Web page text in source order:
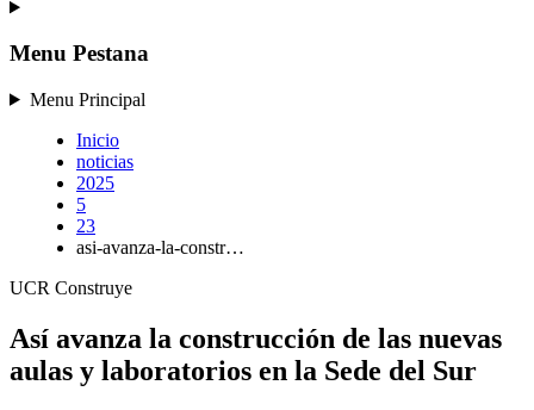
Menu Pestana
Menu Principal
Inicio
noticias
2025
5
23
asi-avanza-la-constr…
UCR Construye
Así avanza la construcción de las nuevas
aulas y laboratorios en la Sede del Sur